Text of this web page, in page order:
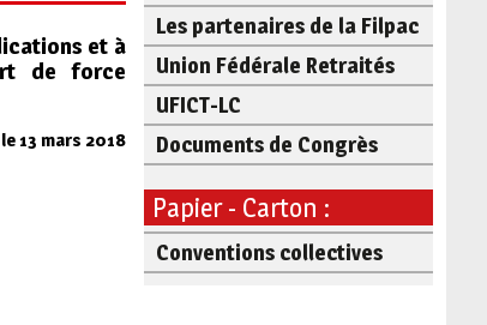
et à
de force
13 mars 2018
Les partenaires de la Filpac
Union Fédérale Retraités
UFICT-LC
Documents de Congrès
Papier - Carton :
Conventions collectives